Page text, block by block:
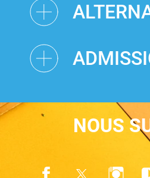
NOUS